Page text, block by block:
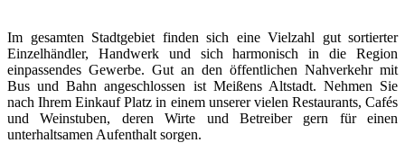
Im gesamten Stadtgebiet finden sich eine Vielzahl gut sortierter
Einzelhändler, Handwerk und sich harmonisch in die Region
einpassendes Gewerbe. Gut an den öffentlichen Nahverkehr mit
Bus und Bahn angeschlossen ist Meißens Altstadt. Nehmen Sie
nach Ihrem Einkauf Platz in einem unserer vielen Restaurants, Cafés
und Weinstuben, deren Wirte und Betreiber gern für einen
unterhaltsamen Aufenthalt sorgen.